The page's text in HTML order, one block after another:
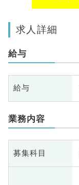
求人詳細
給与
給与
業務内容
募集科目